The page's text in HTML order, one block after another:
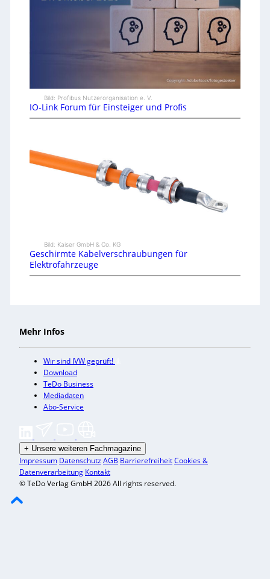
Bild: Profibus Nutzerorganisation e. V.
IO-Link Forum für Einsteiger und Profis
Bild: Kaiser GmbH & Co. KG
Geschirmte Kabelverschraubungen für
Elektrofahrzeuge
Mehr Infos
Wir sind IVW geprüft!
Download
TeDo Business
Mediadaten
Abo-Service
+ Unsere weiteren Fachmagazine
Impressum DatenschutzAGB BarrierefreiheitCookies &
Datenverarbeitung Kontakt
© TeDo Verlag GmbH 2026 All rights reserved.